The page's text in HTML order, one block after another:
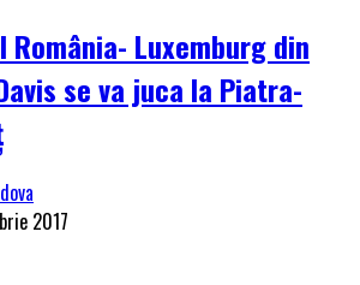
România- Luxemburg din
se va juca la Piatra-
2017